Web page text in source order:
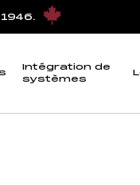
Intégration de
systèmes